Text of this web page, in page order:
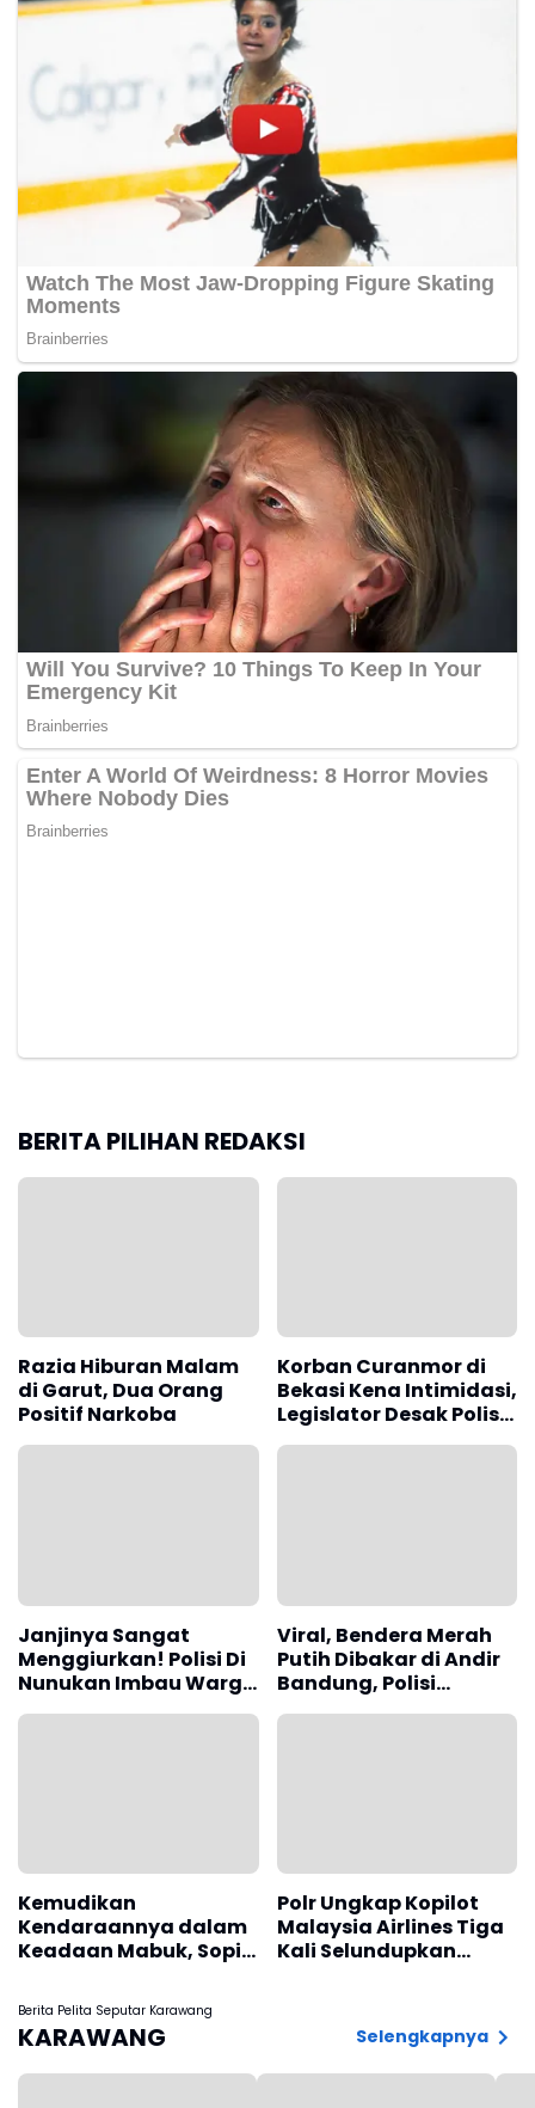
BERITA PILIHAN REDAKSI
Razia Hiburan Malam
di Garut, Dua Orang
Positif Narkoba
Korban Curanmor di
Bekasi Kena Intimidasi,
Legislator Desak Polisi
Bongkar Dugaan
Janjinya Sangat
Menggiurkan! Polisi Di
Nunukan Imbau Warga
Viral, Bendera Merah
Putih Dibakar di Andir
Bandung, Polisi
Kemudikan
Kendaraannya dalam
Keadaan Mabuk, Sopir
Polisi
Polr Ungkap Kopilot
Malaysia Airlines Tiga
Kali Selundupkan
Berita Pelita Seputar Karawang
KARAWANG Selengkapnya